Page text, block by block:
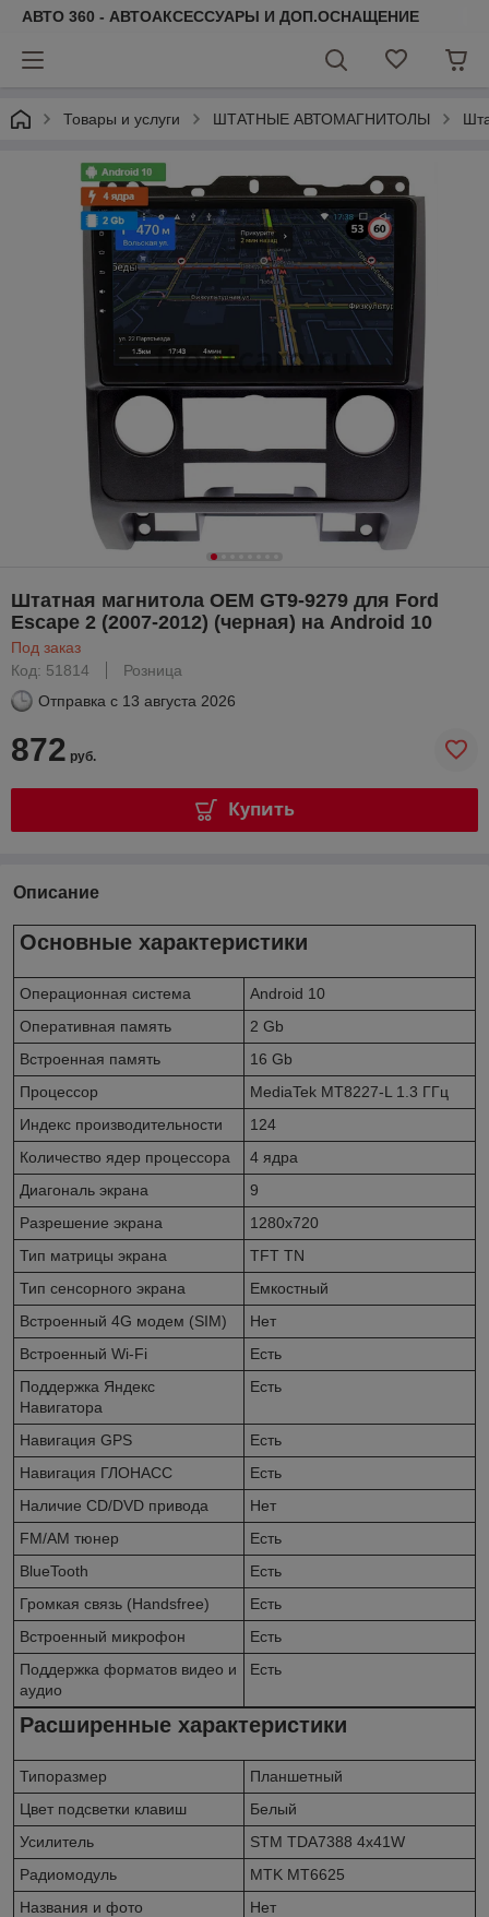
АВТО 360 - АВТОАКСЕССУАРЫ И ДОП.ОСНАЩЕНИЕ
Товары и услуги ШТАТНЫЕ АВТОМАГНИТОЛЫ
Штатная магнитола OEM GT9-9279 для Ford
Escape 2 (2007-2012) (черная) на Android 10
Под заказ
Код: 51814
Розница
Отправка с 13 августа 2026
872 руб.
Купить
Описание
Основные характеристики
Операционная система
Android 10
Оперативная память
2 Gb
Встроенная память
16 Gb
Процессор
MediaTek MT8227-L 1.3 ГГц
Индекс производительности
124
Количество ядер процессора
4 ядра
Диагональ экрана
9
Разрешение экрана
1280x720
Тип матрицы экрана
TFT TN
Тип сенсорного экрана
Емкостный
Встроенный 4G модем (SIM)
Нет
Встроенный Wi-Fi
Есть
Поддержка Яндекс
Навигатора
Есть
Навигация GPS
Есть
Навигация ГЛОНАСС
Есть
Наличие CD/DVD привода
Нет
FM/AM тюнер
Есть
BlueTooth
Есть
Громкая связь (Handsfree)
Есть
Встроенный микрофон
Есть
Поддержка форматов видео и
аудио
Есть
Расширенные характеристики
Типоразмер
Планшетный
Цвет подсветки клавиш
Белый
Усилитель
STM TDA7388 4x41W
Радиомодуль
MTK MT6625
Названия и фото
Нет